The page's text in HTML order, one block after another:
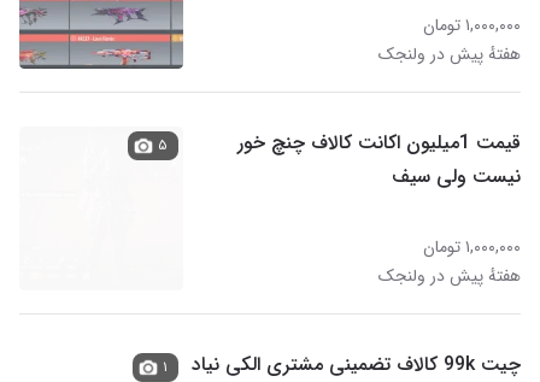
۱,۰۰۰,۰۰۰ تومان
هفتهٔ پیش در ولنجک
قیمت 1میلیون اکانت کالاف چنچ خور
نیست ولی سیف
۱,۰۰۰,۰۰۰ تومان
هفتهٔ پیش در ولنجک
۵
چیت 99k کالاف تضمینی مشتری الکی نیاد
۱